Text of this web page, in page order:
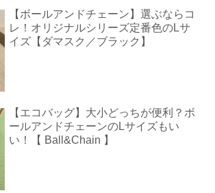
【ボールアンドチェーン】選ぶならコ
レ！オリジナルシリーズ定番色のLサ
イズ【ダマスク／ブラック】
【エコバッグ】大小どっちが便利？ボ
ールアンドチェーンのLサイズもい
い！【 Ball&Chain 】